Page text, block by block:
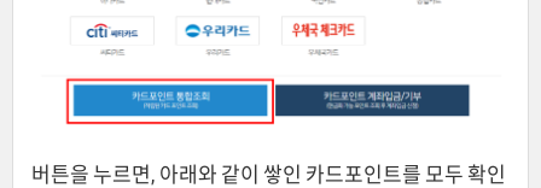
버튼을 누르면, 아래와 같이 쌓인 카드포인트를 모두 확인